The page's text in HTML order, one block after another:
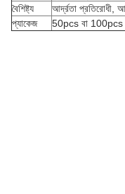
বৈশিষ্ট্য
আর্দ্রতা প্রতিরোধী,
প্যাকেজ
50pcs বা 100pcs